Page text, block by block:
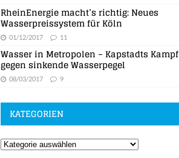
RheinEnergie macht’s richtig: Neues
Wasserpreissystem für Köln
01/12/2017 11
Wasser in Metropolen – Kapstadts Kampf
gegen sinkende Wasserpegel
08/03/2017 9
KATEGORIEN